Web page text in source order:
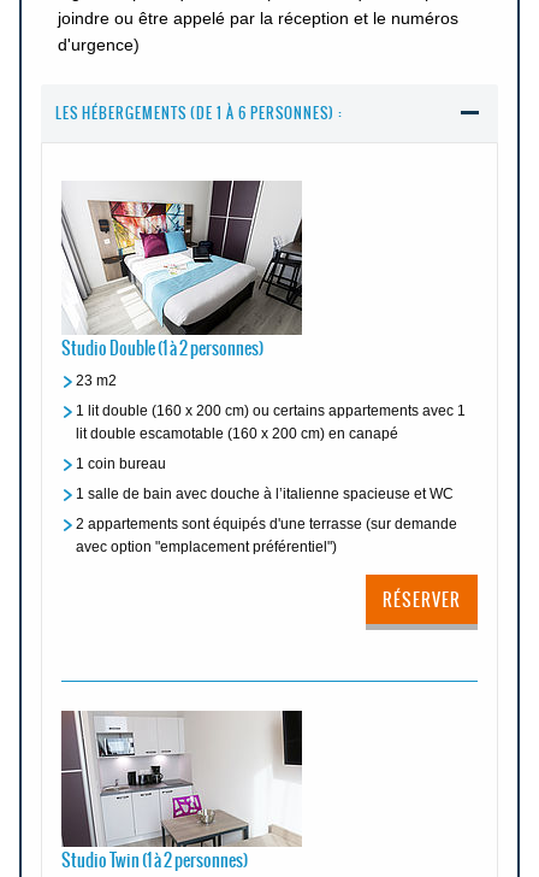
joindre ou être appelé par la réception et le numéros
d'urgence)
LES HÉBERGEMENTS (DE 1 À 6 PERSONNES) :
Studio Double (1 à 2 personnes)
23 m2
1 lit double (160 x 200 cm) ou certains appartements avec 1
lit double escamotable (160 x 200 cm) en canapé
1 coin bureau
1 salle de bain avec douche à l’italienne spacieuse et WC
2 appartements sont équipés d'une terrasse (sur demande
avec option "emplacement préférentiel")
RÉSERVER
Studio Twin (1 à 2 personnes)